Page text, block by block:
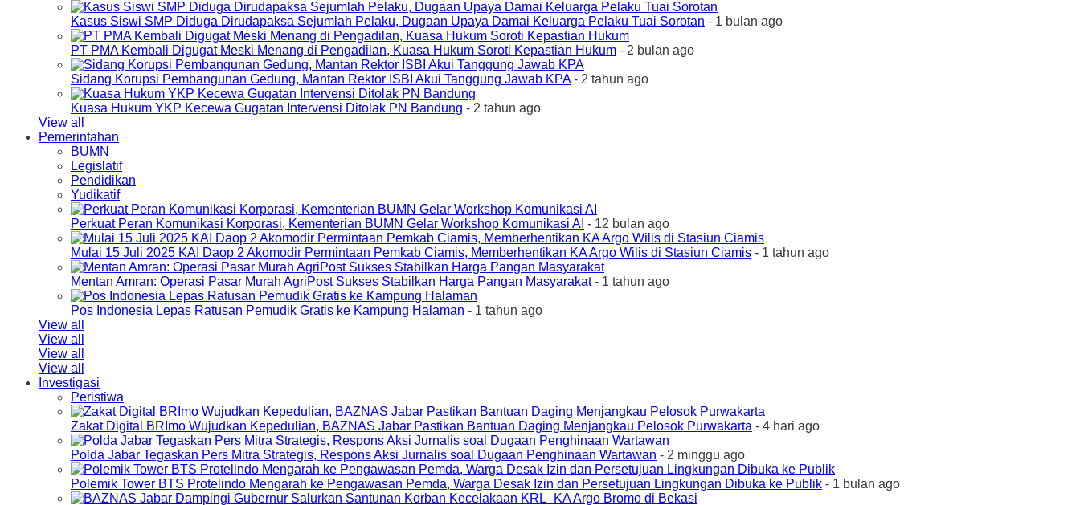
Kasus Siswi SMP Diduga Dirudapaksa Sejumlah Pelaku, Dugaan Upaya Damai Keluarga Pelaku Tuai Sorotan - 1 bulan ago
PT PMA Kembali Digugat Meski Menang di Pengadilan, Kuasa Hukum Soroti Kepastian Hukum - 2 bulan ago
Sidang Korupsi Pembangunan Gedung, Mantan Rektor ISBI Akui Tanggung Jawab KPA- 2 tahun ago
Kuasa Hukum YKP Kecewa Gugatan Intervensi Ditolak PN Bandung - 2 tahun ago
View all
Pemerintahan
BUMN
Legislatif
Pendidikan
Yudikatif
Perkuat Peran Komunikasi Korporasi, Kementerian BUMN Gelar Workshop Komunikasi AI - 12 bulan ago
Mulai 15 Juli 2025 KAI Daop 2 Akomodir Permintaan Pemkab Ciamis, Memberhentikan KA Argo Wilis di Stasiun Ciamis - 1 tahun ago
Mentan Amran: Operasi Pasar Murah AgriPost Sukses Stabilkan Harga Pangan Masyarakat- 1 tahun ago
Pos Indonesia Lepas Ratusan Pemudik Gratis ke Kampung Halaman - 1 tahun ago
View all
View all
View all
View all
Investigasi
Peristiwa
Zakat Digital BRImo Wujudkan Kepedulian, BAZNAS Jabar Pastikan Bantuan Daging Menjangkau Pelosok Purwakarta - 4 hari ago
Polda Jabar Tegaskan Pers Mitra Strategis, Respons Aksi Jurnalis soal Dugaan Penghinaan Wartawan - 2 minggu ago
Polemik Tower BTS Protelindo Mengarah ke Pengawasan Pemda, Warga Desak Izin dan Persetujuan Lingkungan Dibuka ke Publik - 1 bulan ago